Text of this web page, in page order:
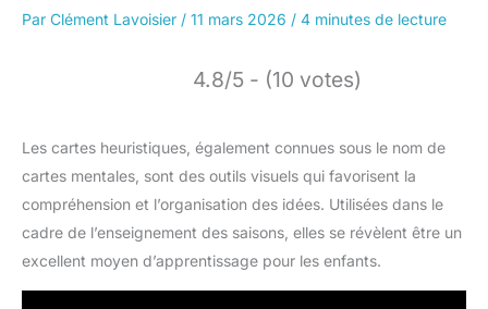
Par Clément Lavoisier / 11 mars 2026 / 4 minutes de lecture
4.8/5 - (10 votes)
Les cartes heuristiques, également connues sous le nom de
cartes mentales, sont des outils visuels qui favorisent la
compréhension et l’organisation des idées. Utilisées dans le
cadre de l’enseignement des saisons, elles se révèlent être un
excellent moyen d’apprentissage pour les enfants.